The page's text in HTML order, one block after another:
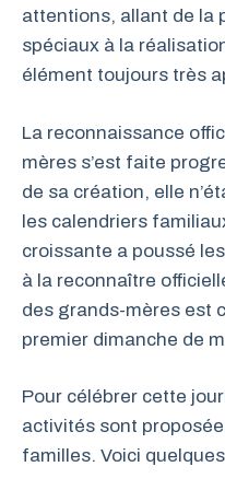
attentions, allant de la
spéciaux à la
élément toujours très
La reconnaissance
mères s’est faite
de sa création, elle
les calendriers
croissante a poussé
à la reconnaître
des grands-mères est
premier dimanche de
Pour célébrer cette
activités sont
familles. Voici